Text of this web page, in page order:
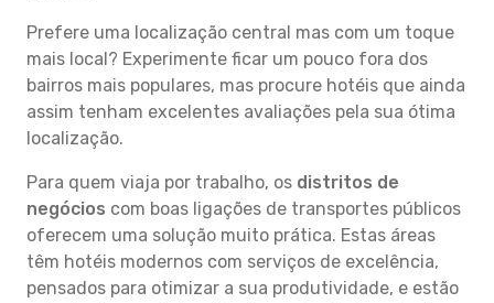
Prefere uma localização central mas com um toque
mais local? Experimente ficar um pouco fora dos
bairros mais populares, mas procure hotéis que ainda
assim tenham excelentes avaliações pela sua ótima
localização.
Para quem viaja por trabalho, os distritos de
negócios com boas ligações de transportes públicos
oferecem uma solução muito prática. Estas áreas
têm hotéis modernos com serviços de excelência,
pensados para otimizar a sua produtividade, e estão